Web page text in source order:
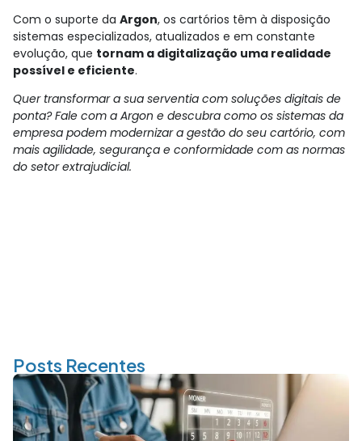
Com o suporte da Argon, os cartórios têm à disposição
sistemas especializados, atualizados e em constante
evolução, que tornam a digitalização uma realidade
possível e eficiente.
Quer transformar a sua serventia com soluções digitais de
ponta? Fale com a Argon e descubra como os sistemas da
empresa podem modernizar a gestão do seu cartório, com
mais agilidade, segurança e conformidade com as normas
do setor extrajudicial.
Posts Recentes